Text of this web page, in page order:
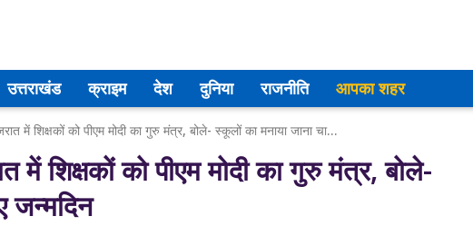
उत्तराखंड क्राइम देश दुनिया राजनीति आपका शहर
Modi In Gujarat: गुजरात में शिक्षकों को पीएम मोदी का गुरु मंत्र, बोले- स्कूलों का मनाया जाना चाहिए जन्मदिन
को पीएम मोदी का गुरु मंत्र, बोले-
जन्मदिन